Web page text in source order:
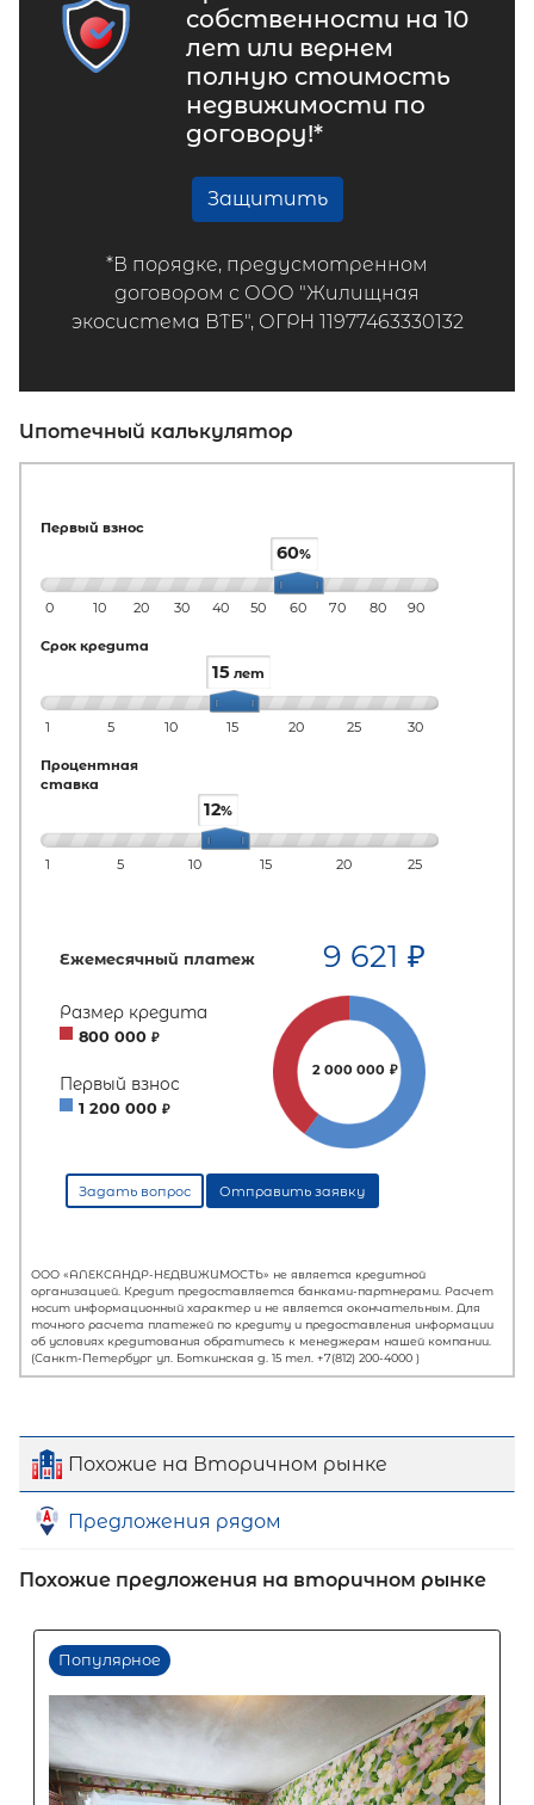
собственности на 10
лет или вернем
полную стоимость
недвижимости по
договору!*
Защитить
*В порядке, предусмотренном
договором с ООО "Жилищная
экосистема ВТБ", ОГРН 11977463330132
Ипотечный калькулятор
Первый взнос
60%
0 10 20 30 40 50 60 70 80
15 лет
Похожие на Вторичном рынке
Предложения рядом
Похожие предложения на вторичном рынке